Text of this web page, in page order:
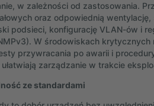
w zależności od zastosowania.
oraz odpowiednią
podsieci, konfigurację VLAN-ów i
W środowiskach
przywracania po awarii i
zarządzanie w trakcie
ze standardami